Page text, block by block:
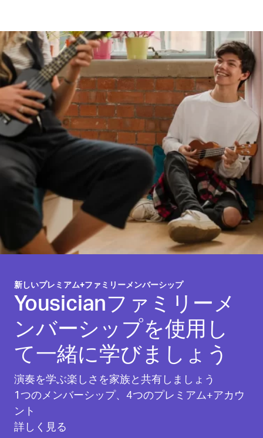
新しいプレミアム+ファミリーメンバーシップ
Yousicianファミリーメ
ンバーシップを使用し
て一緒に学びましょう
演奏を学ぶ楽しさを家族と共有しましょう
1つのメンバーシップ、4つのプレミアム+アカウ
ント
詳しく見る